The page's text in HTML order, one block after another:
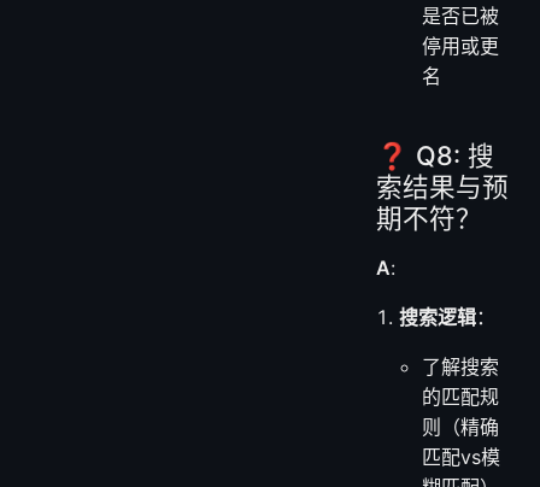
是否已被
停用或更
名
❓ Q8: 搜
索结果与预
期不符？
A:
搜索逻辑：
了解搜索
的匹配规
则（精确
匹配vs模